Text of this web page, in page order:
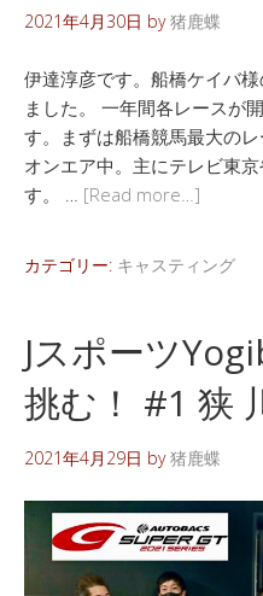
2021年4月30日 by猪鹿蝶
伊達淳彦です。船橋ケイバ
ました。 一年間各レースが
す。まずは船橋競馬最大の
オンエア中。主にテレビ東
す。 … [Read more…]
カテゴリー: キャスティング
Jスポーツ
挑む！ #1 狭
2021年4月29日 by猪鹿蝶